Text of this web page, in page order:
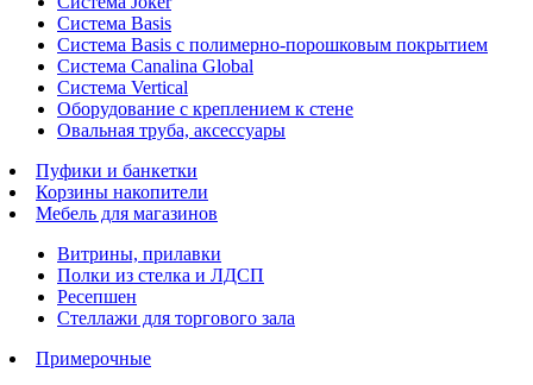
Система Basis
Система Basis с полимерно-порошковым покрытием
Система Canalina Global
Система Vertical
Оборудование с креплением к стене
Овальная труба, аксессуары
Пуфики и банкетки
Корзины накопители
Мебель для магазинов
Витрины, прилавки
Полки из стелка и ЛДСП
Ресепшен
Стеллажи для торгового зала
Примерочные